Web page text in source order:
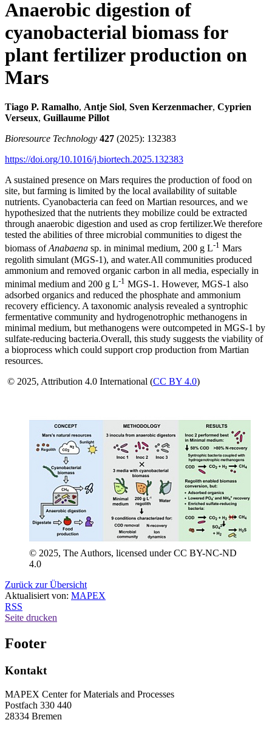
Anaerobic digestion of
cyanobacterial biomass for
plant fertilizer production on
Mars
Tiago P. Ramalho, Antje Siol, Sven Kerzenmacher, Cyprien
Verseux, Guillaume Pillot
Bioresource Technology 427 (2025): 132383
https://doi.org/10.1016/j.biortech.2025.132383
A sustained presence on Mars requires the production of food on
site, but farming is limited by the local availability of suitable
nutrients. Cyanobacteria can feed on Martian resources, and we
hypothesized that the nutrients they mobilize could be extracted
through anaerobic digestion and used as crop fertilizer.We therefore
tested the abilities of three microbial communities to digest the
biomass ofAnabaena sp. in minimal medium, 200 g L-1 Mars
regolith simulant (MGS-1), and water.All communities produced
ammonium and removed organic carbon in all media, especially in
minimal medium and 200 g L-1 MGS-1. However, MGS-1 also
adsorbed organics and reduced the phosphate and ammonium
recovery efficiency. A taxonomic analysis revealed a syntrophic
fermentative community and hydrogenotrophic methanogens in
minimal medium, but methanogens were outcompeted in MGS-1 by
sulfate-reducing bacteria.Overall, this study suggests the viability of
a bioprocess which could support crop production from Martian
resources.
© 2025, Attribution 4.0 International (CC BY 4.0)
© 2025, The Authors, licensed under CC BY-NC-ND
4.0
Zurück zur Übersicht
Aktualisiert von: MAPEX
RSS
Seite drucken
Footer
Kontakt
MAPEX Center for Materials and Processes
Postfach 330 440
28334 Bremen